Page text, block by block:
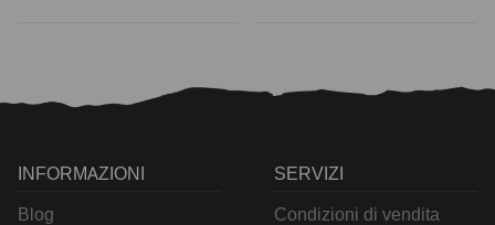
INFORMAZIONI
Blog
SERVIZI
Condizioni di vendita